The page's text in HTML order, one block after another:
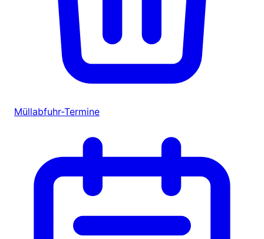
Müllabfuhr-Termine